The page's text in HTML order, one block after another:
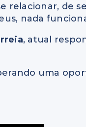
relacionar, de
nada
, atual
uma